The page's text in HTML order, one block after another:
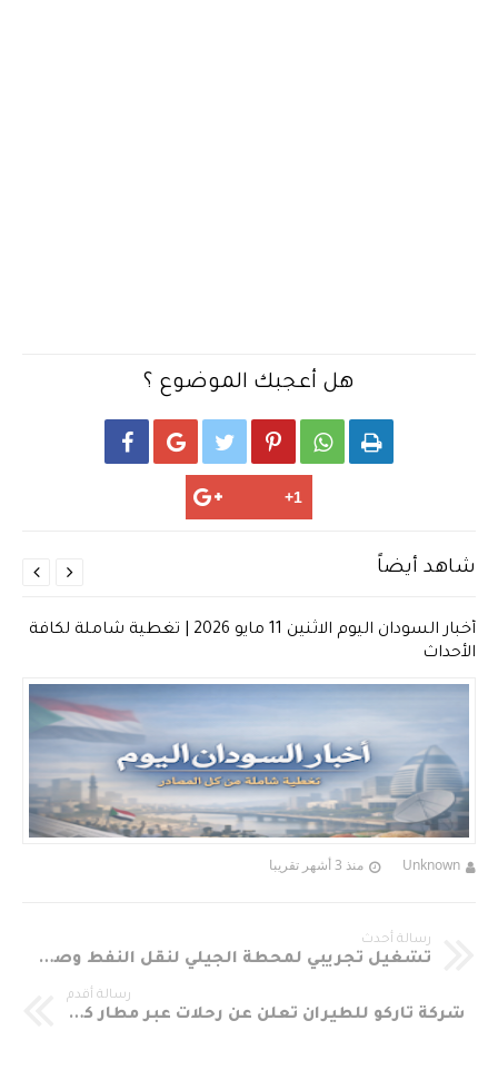
هل أعجبك الموضوع ؟
     
شاهد أيضاً
أخبار السودان اليوم الاثنين 11 مايو 2026 | تغطية شاملة لكافة
الأحداث
Unknown منذ 3 أشهر تقريبا


رسالة أحدث
تشغيل تجريبي لمحطة الجيلي لنقل النفط وصيانة تدريجية لمصفاة الخرطوم تمهيدًا لاستئناف العمل الكامل
رسالة أقدم
شركة تاركو للطيران تعلن عن رحلات عبر مطار كسلا الدولي